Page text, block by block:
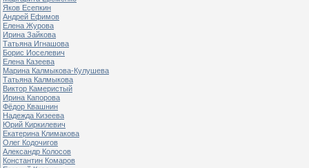
Яков Есепкин
Андрей Ефимов
Елена Журова
Ирина Зайкова
Татьяна Игнашова
Борис Иоселевич
Елена Казеева
Марина Калмыкова-Кулушева
Татьяна Калмыкова
Виктор Камеристый
Ирина Капорова
Фёдор Квашнин
Надежда Кизеева
Юрий Киркилевич
Екатерина Климакова
Олег Кодочигов
Александр Колосов
Константин Комаров